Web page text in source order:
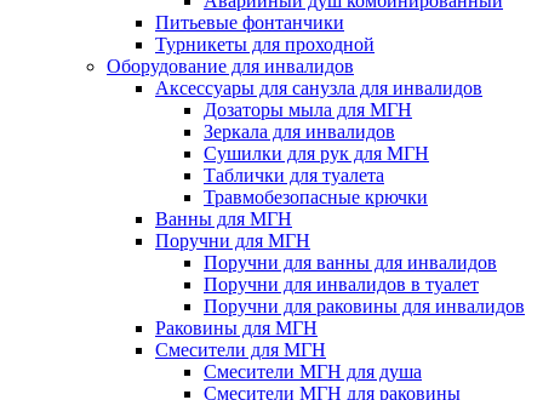
Питьевые фонтанчики
Турникеты для проходной
Оборудование для инвалидов
Аксессуары для санузла для инвалидов
Дозаторы мыла для МГН
Зеркала для инвалидов
Сушилки для рук для МГН
Таблички для туалета
Травмобезопасные крючки
Ванны для МГН
Поручни для МГН
Поручни для ванны для инвалидов
Поручни для инвалидов в туалет
Поручни для раковины для инвалидов
Раковины для МГН
Смесители для МГН
Смесители МГН для душа
Смесители МГН для раковины